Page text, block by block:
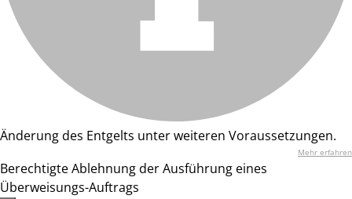
Änderung des Entgelts unter weiteren Voraussetzungen.
Mehr erfahren
Berechtigte Ablehnung der Ausführung eines
Überweisungs-Auftrags